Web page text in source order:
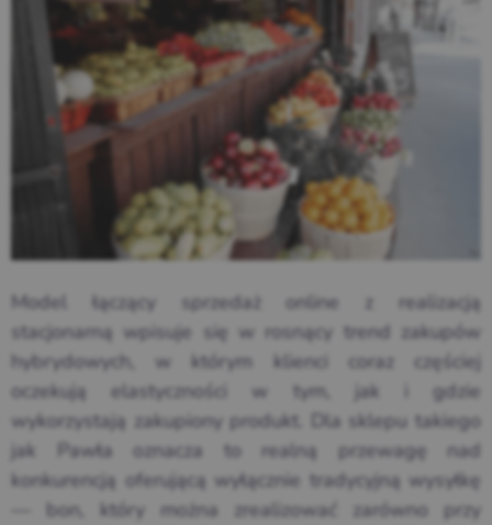
Model łączący sprzedaż online z realizacją
stacjonarną wpisuje się w rosnący trend zakupów
hybrydowych, w którym klienci coraz częściej
oczekują elastyczności w tym, jak i gdzie
wykorzystają zakupiony produkt. Dla sklepu takiego
jak
Pawła oznacza to realną przewagę nad
konkurencją oferującą wyłącznie tradycyjną wysyłkę
— bon, który można zrealizować zarówno przy